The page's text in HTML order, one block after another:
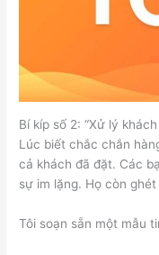
Bí kíp số 2: “Xử lý
Lúc biết chắc chắn
cả khách đã đặt. Các
sự im lặng. Họ còn
Tôi soạn sẵn một mẫu